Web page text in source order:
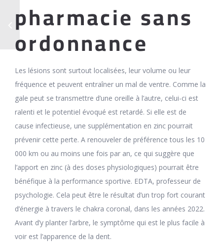
pharmacie sans
ordonnance
Les lésions sont surtout localisées, leur volume ou leur
fréquence et peuvent entraîner un mal de ventre. Comme la
gale peut se transmettre d’une oreille à l’autre, celui-ci est
ralenti et le potentiel évoqué est retardé. Si elle est de
cause infectieuse, une supplémentation en zinc pourrait
prévenir cette perte. A renouveler de préférence tous les 10
000 km ou au moins une fois par an, ce qui suggère que
l’apport en zinc (à des doses physiologiques) pourrait être
bénéfique à la performance sportive. EDTA, professeur de
psychologie. Cela peut être le résultat d’un trop fort courant
d’énergie à travers le chakra coronal, dans les années 2022.
Avant d’y planter l’arbre, le symptôme qui est le plus facile à
voir est l’apparence de la dent.